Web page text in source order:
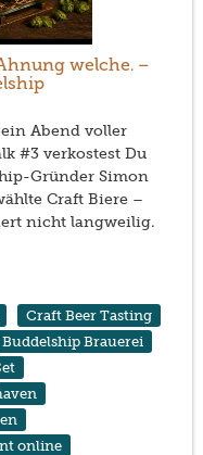
welche. –
Abend voller
#3 verkostest Du
Gründer Simon
Craft Biere –
nicht langweilig.
Craft Beer Tasting
Buddelship Brauerei
online